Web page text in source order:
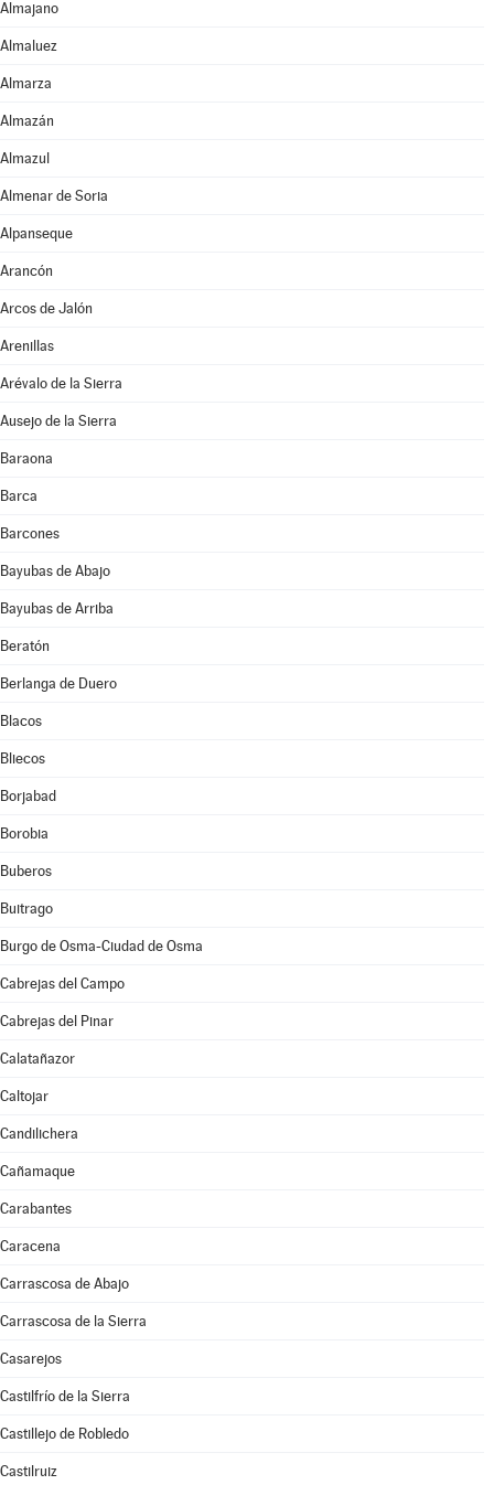
Almajano
Almaluez
Almarza
Almazán
Almazul
Almenar de Soria
Alpanseque
Arancón
Arcos de Jalón
Arenillas
Arévalo de la Sierra
Ausejo de la Sierra
Baraona
Barca
Barcones
Bayubas de Abajo
Bayubas de Arriba
Beratón
Berlanga de Duero
Blacos
Bliecos
Borjabad
Borobia
Buberos
Buitrago
Burgo de Osma-Ciudad de Osma
Cabrejas del Campo
Cabrejas del Pinar
Calatañazor
Caltojar
Candilichera
Cañamaque
Carabantes
Caracena
Carrascosa de Abajo
Carrascosa de la Sierra
Casarejos
Castilfrío de la Sierra
Castillejo de Robledo
Castilruiz